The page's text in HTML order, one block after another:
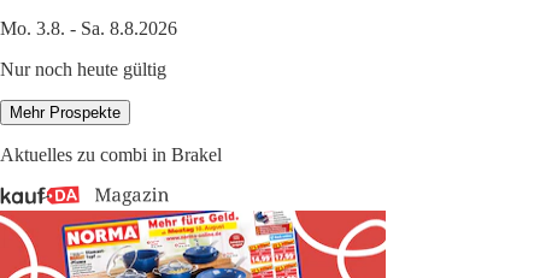
Mo. 3.8. - Sa. 8.8.2026
Nur noch heute gültig
Mehr Prospekte
Aktuelles zu combi in Brakel